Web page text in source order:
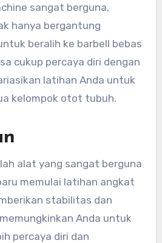
sangat berguna,
hanya bergantung
beralih ke barbell bebas
cukup percaya diri dengan
latihan Anda untuk
kelompok otot tubuh.
alat yang sangat berguna
memulai latihan angkat
stabilitas dan
Anda untuk
percaya diri dan